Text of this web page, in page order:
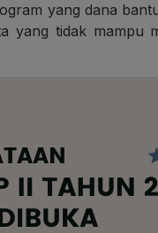
yang dana
tidak mampu